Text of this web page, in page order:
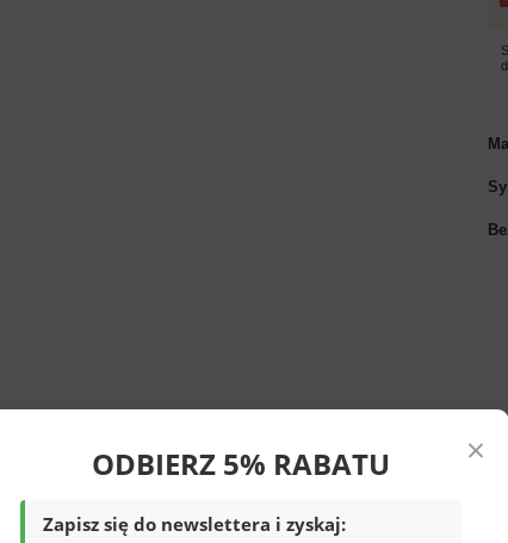
×
ODBIERZ 5% RABATU
Zapisz się do newslettera i zyskaj: